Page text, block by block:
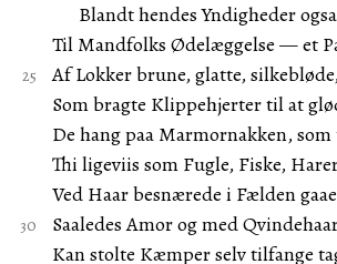
Blandt hendes Yndigheder
Til Mandfolks Ødelæggelse — et
Af Lokker brune, glatte,
Som bragte Klippehjerter til at
De hang paa Marmornakken, som
Thi ligeviis som Fugle, Fiske,
Ved Haar besnærede i Fælden
Saaledes Amor og med
Kan stolte Kæmper selv tilfange